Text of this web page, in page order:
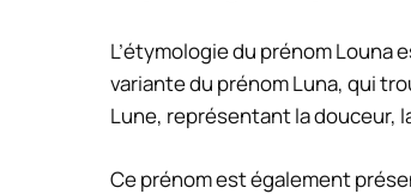
L’étymologie du prénom
variante du prénom Luna, qui
Lune, représentant la douceur,
Ce prénom est également